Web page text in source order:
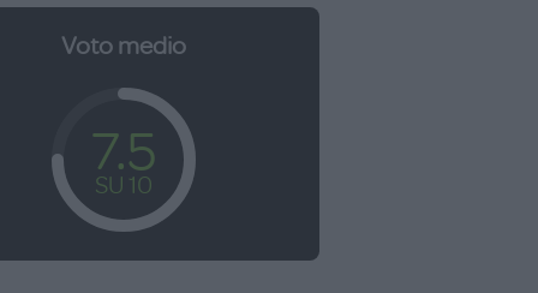
Voto medio
7.5
SU 10